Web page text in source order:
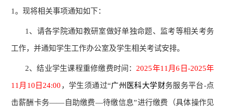
1。现将相关事项通知如下：
1、 请各学院通知教研室做好单独命题、监考等相关考务
工作，并通知学生工作办公室及学生相关考试安排。
2、结业学生课程重修缴费时间：2025年11月6 日-2025年
11月 10 日24:00 ，学生须通过“广州 医科大学财务服务平台-点
击薪酬卡务——自助缴费—待缴信息”进行缴费（具体操作见